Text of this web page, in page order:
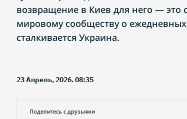
возвращение в Киев для него — это
мировому сообществу о
сталкивается Украина.
23 Апрель, 2026. 08:35
Поделитесь с друзьями